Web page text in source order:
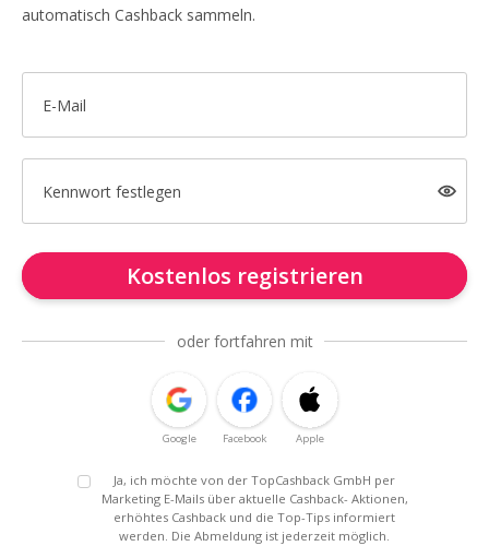
automatisch Cashback sammeln.
E-Mail
Kennwort festlegen
Kostenlos registrieren
oder fortfahren mit
Google Facebook Apple
Ja, ich möchte von der TopCashback GmbH per
Marketing E-Mails über aktuelle Cashback- Aktionen,
erhöhtes Cashback und die Top-Tips informiert
werden. Die Abmeldung ist jederzeit möglich.